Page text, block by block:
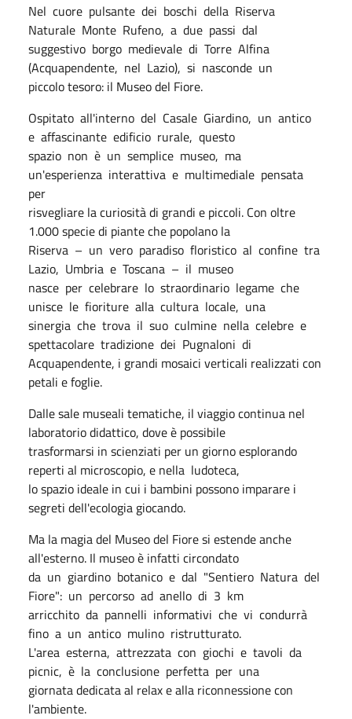
Nel cuore pulsante dei boschi della Riserva
Naturale Monte Rufeno, a due passi dal
suggestivo borgo medievale di Torre Alfina
(Acquapendente, nel Lazio), si nasconde un
piccolo tesoro: il Museo del Fiore.
Ospitato all'interno del Casale Giardino, un antico
e affascinante edificio rurale, questo
spazio non è un semplice museo, ma
un'esperienza interattiva e multimediale pensata
per
risvegliare la curiosità di grandi e piccoli. Con oltre
1.000 specie di piante che popolano la
Riserva – un vero paradiso floristico al confine tra
Lazio, Umbria e Toscana – il museo
nasce per celebrare lo straordinario legame che
unisce le fioriture alla cultura locale, una
sinergia che trova il suo culmine nella celebre e
spettacolare tradizione dei Pugnaloni di
Acquapendente, i grandi mosaici verticali realizzati con
petali e foglie.
Dalle sale museali tematiche, il viaggio continua nel
laboratorio didattico, dove è possibile
trasformarsi in scienziati per un giorno esplorando
reperti al microscopio, e nella ludoteca,
lo spazio ideale in cui i bambini possono imparare i
segreti dell'ecologia giocando.
Ma la magia del Museo del Fiore si estende anche
all'esterno. Il museo è infatti circondato
da un giardino botanico e dal "Sentiero Natura del
Fiore": un percorso ad anello di 3 km
arricchito da pannelli informativi che vi condurrà
fino a un antico mulino ristrutturato.
L'area esterna, attrezzata con giochi e tavoli da
picnic, è la conclusione perfetta per una
giornata dedicata al relax e alla riconnessione con
l'ambiente.